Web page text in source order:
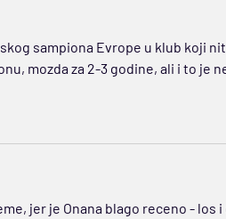
sampiona Evrope u klub koji
mozda za 2-3 godine, ali i to je
jer je Onana blago receno - los